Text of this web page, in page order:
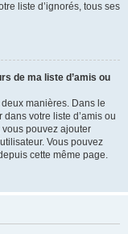
liste d’ignorés, tous ses
de ma liste d’amis ou
manières. Dans le
votre liste d’amis ou
vous pouvez ajouter
Vous pouvez
cette même page.